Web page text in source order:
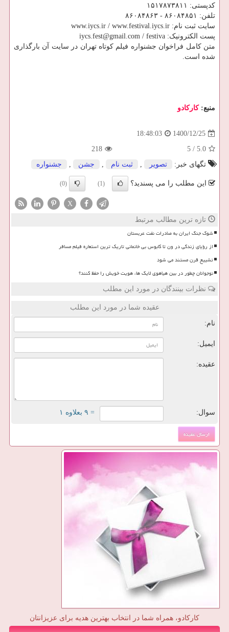
کدپستی: ۱۵۱۷۸۷۳۸۱۱
تلفن: ۸۶۰۸۴۸۵۱ - ۸۶۰۸۴۸۶۳
سایت ثبت نام: www.iycs.ir / www.festival.iycs.ir
پست الکترونیک: iycs.fest@gmail.com / festiva
متن کامل فراخوان جشنواره فیلم کوتاه تهران در سایت آن بارگذاری
شده است.
منبع:كاركادو
1400/12/25
18:48:03
5.0
/
5
218
تگهای خبر:
تصویر , ثبت نام , جشن , جشنواره
این مطلب را می پسندید؟ (1)
(0)
X
تازه ترین مطالب مرتبط
شوک جنگ ایران به صادرات نفت عربستان
از رؤیای زندگی در ون تا کابوس بی خانمانی تاریک ترین استعاره فیلم مسافر
تشییع قرن مستند می شود
نوجوانان چطور در بین هیاهوی لایک ها، هویت خویش را حفظ کنند؟
نظرات بینندگان در مورد این مطلب
عقیده شما در مورد این مطلب
نام:
ایمیل:
عقیده:
سوال: = ۹ بعلاوه ۱
کارکادو، همراه شما در انتخاب بهترین هدیه برای عزیزانتان